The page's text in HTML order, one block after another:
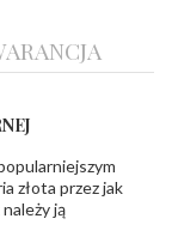
26 szt.
złota przez jak
ją